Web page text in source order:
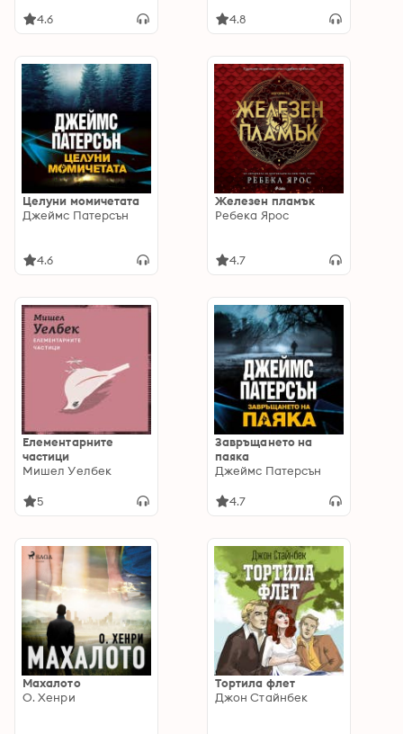
4.6 4.8
Целуни момичетата
Джеймс Патерсън
4.6
Железен пламък
Ребека Ярос
4.7
Елементарните
частици
Мишел Уелбек
5
Завръщането на
паяка
Джеймс Патерсън
4.7
Махалото
О. Хенри
Тортила флет
Джон Стайнбек